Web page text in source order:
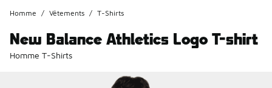
Homme / Vêtements / T-Shirts
New Balance Athletics Logo T-shirt
Homme T-Shirts